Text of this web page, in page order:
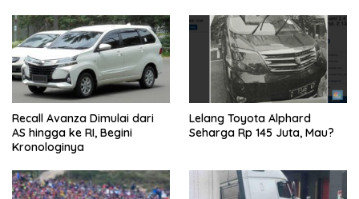
Recall Avanza Dimulai dari
AS hingga ke RI, Begini
Kronologinya
Lelang Toyota Alphard
Seharga Rp 145 Juta, Mau?